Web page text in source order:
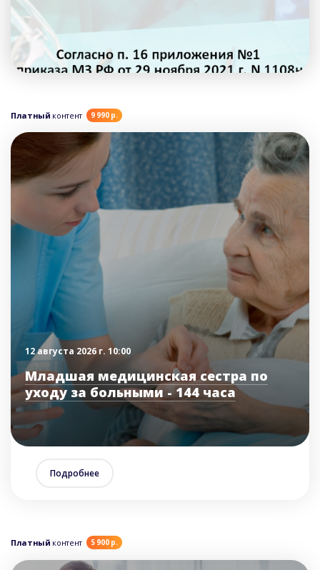
Платный контент 9 990 р.
12 августа 2026 г. 10:00
Младшая медицинская сестра по
уходу за больными - 144 часа
Подробнее
Платный контент 5 900 р.